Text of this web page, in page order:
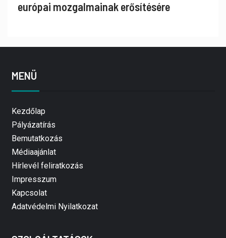
európai mozgalmainak erősítésére
MENÜ
Kezdőlap
Pályázatírás
Bemutatkozás
Médiaajánlat
Hírlevél feliratkozás
Impresszum
Kapcsolat
Adatvédelmi Nyilatkozat